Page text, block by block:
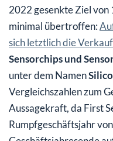
2022 gesenkte Ziel
minimal übertroffen:
sich letztlich die
Sensorchips und
unter dem Namen
Vergleichszahlen zum
Aussagekraft, da First
Rumpfgeschäftsjahr